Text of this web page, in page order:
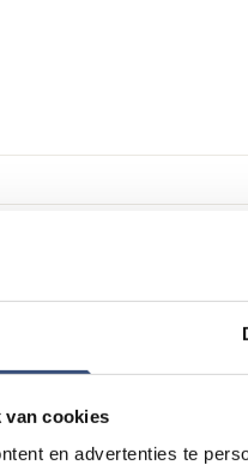
van cookies
en advertenties te